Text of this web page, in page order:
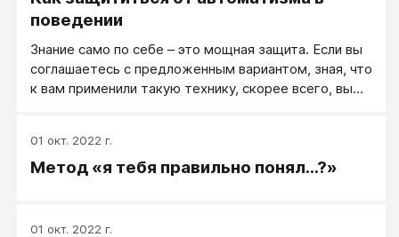
неосознанно. Кому-то это удается лучше, кому-то
нет. Но я уверен, все мы можем развивать эту
природную способность.
поведении
Знание само по себе – это мощная защита. Если вы
соглашаетесь с предложенным вариантом, зная, что
к вам применили такую технику, скорее всего, вы
слушанию: «Вы хотите, чтобы я подписал договор
сегодня?» Пока вы уточняете, что вам сказали, у
предлагаемые варианты соответствуют вашим
01 окт. 2022 г.
Метод «я тебя правильно понял...?»
01 окт. 2022 г.